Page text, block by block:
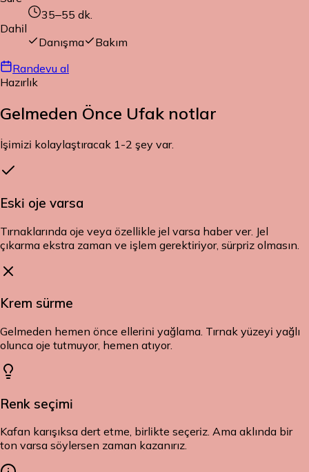
35–55 dk.
Dahil
Danışma
Bakım
Randevu al
Hazırlık
Gelmeden Önce Ufak notlar
İşimizi kolaylaştıracak 1-2 şey var.
Eski oje varsa
Tırnaklarında oje veya özellikle jel varsa haber ver. Jel
çıkarma ekstra zaman ve işlem gerektiriyor, sürpriz olmasın.
Krem sürme
Gelmeden hemen önce ellerini yağlama. Tırnak yüzeyi yağlı
olunca oje tutmuyor, hemen atıyor.
Renk seçimi
Kafan karışıksa dert etme, birlikte seçeriz. Ama aklında bir
ton varsa söylersen zaman kazanırız.